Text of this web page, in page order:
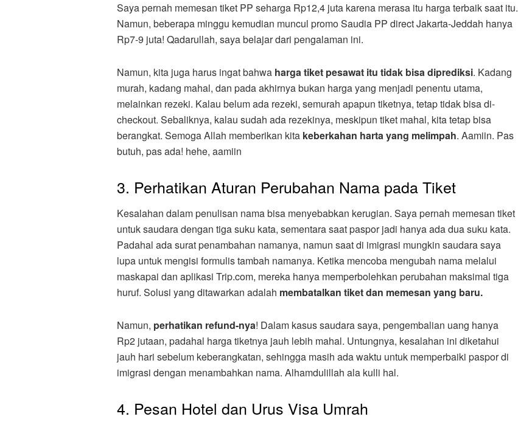
Saya pernah memesan tiket PP seharga Rp12,4 juta karena merasa itu harga terbaik saat itu.
Namun, beberapa minggu kemudian muncul promo Saudia PP direct Jakarta-Jeddah hanya
Rp7-9 juta! Qadarullah, saya belajar dari pengalaman ini.
Namun, kita juga harus ingat bahwa harga tiket pesawat itu tidak bisa diprediksi. Kadang
murah, kadang mahal, dan pada akhirnya bukan harga yang menjadi penentu utama,
melainkan rezeki. Kalau belum ada rezeki, semurah apapun tiketnya, tetap tidak bisa di-
checkout. Sebaliknya, kalau sudah ada rezekinya, meskipun tiket mahal, kita tetap bisa
berangkat. Semoga Allah memberikan kita keberkahan harta yang melimpah. Aamiin. Pas
butuh, pas ada! hehe, aamiin
3. Perhatikan Aturan Perubahan Nama pada Tiket
Kesalahan dalam penulisan nama bisa menyebabkan kerugian. Saya pernah memesan tiket
untuk saudara dengan tiga suku kata, sementara saat paspor jadi hanya ada dua suku kata.
Padahal ada surat penambahan namanya, namun saat di imigrasi mungkin saudara saya
lupa untuk mengisi formulis tambah namanya. Ketika mencoba mengubah nama melalui
maskapai dan aplikasi Trip.com, mereka hanya memperbolehkan perubahan maksimal tiga
huruf. Solusi yang ditawarkan adalah membatalkan tiket dan memesan yang baru.
Namun, perhatikan refund-nya! Dalam kasus saudara saya, pengembalian uang hanya
Rp2 jutaan, padahal harga tiketnya jauh lebih mahal. Untungnya, kesalahan ini diketahui
jauh hari sebelum keberangkatan, sehingga masih ada waktu untuk memperbaiki paspor di
imigrasi dengan menambahkan nama. Alhamdulillah ala kulli hal.
4. Pesan Hotel dan Urus Visa Umrah